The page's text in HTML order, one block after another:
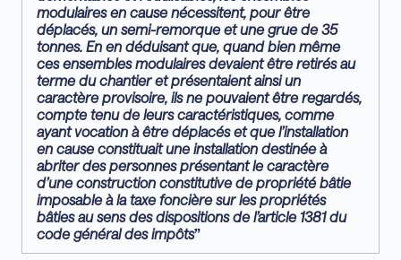
modulaires en cause nécessitent, pour être
déplacés, un semi-remorque et une grue de 35
tonnes. En en déduisant que, quand bien même
ces ensembles modulaires devaient être retirés au
terme du chantier et présentaient ainsi un
caractère provisoire, ils ne pouvaient être regardés,
compte tenu de leurs caractéristiques, comme
ayant vocation à être déplacés et que l’installation
en cause constituait une installation destinée à
abriter des personnes présentant lecaractère
d’une construction constitutive de propriété bâtie
imposable à la taxe foncière sur les propriétés
bâties au sens des dispositions de l’article 1381 du
code général des impôts”